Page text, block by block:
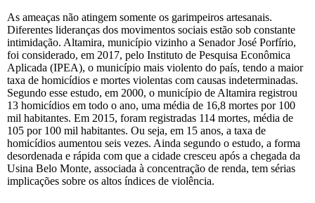
As ameaças não atingem somente os garimpeiros artesanais.
Diferentes lideranças dos movimentos sociais estão sob constante
intimidação. Altamira, município vizinho a Senador José Porfírio,
foi considerado, em 2017, pelo Instituto de Pesquisa Econômica
Aplicada (IPEA), o município mais violento do país, tendo a maior
taxa de homicídios e mortes violentas com causas indeterminadas.
Segundo esse estudo, em 2000, o município de Altamira registrou
13 homicídios em todo o ano, uma média de 16,8 mortes por 100
mil habitantes. Em 2015, foram registradas 114 mortes, média de
105 por 100 mil habitantes. Ou seja, em 15 anos, a taxa de
homicídios aumentou seis vezes. Ainda segundo o estudo, a forma
desordenada e rápida com que a cidade cresceu após a chegada da
Usina Belo Monte, associada à concentração de renda, tem sérias
implicações sobre os altos índices de violência.